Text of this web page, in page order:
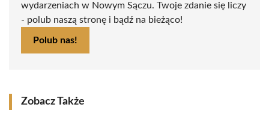
wydarzeniach w Nowym Sączu. Twoje zdanie się liczy
- polub naszą stronę i bądź na bieżąco!
Polub nas!
Zobacz Także